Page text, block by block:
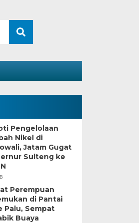
Pengelolaan
Nikel di
Jatam Gugat
Sulteng ke
Perempuan
di Pantai
Palu, Sempat
Buaya